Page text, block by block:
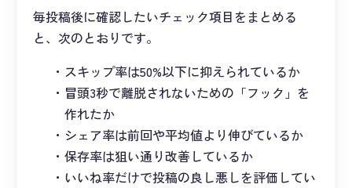
毎投稿後に確認したいチェック項目をまとめる
と、次のとおりです。
スキップ率は50%以下に抑えられているか
冒頭3秒で離脱されないための「フック」を
作れたか
シェア率は前回や平均値より伸びているか
保存率は狙い通り改善しているか
いいね率だけで投稿の良し悪しを評価してい